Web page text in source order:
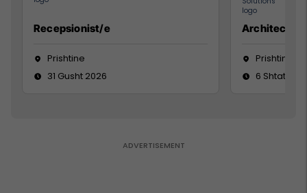
Recepsionist/e
Prishtine
31 Gusht 2026
Architect
Prishtinë
6 Shtator